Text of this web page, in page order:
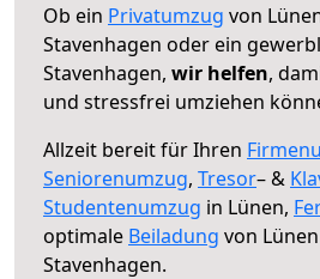
Ob ein Privatumzug von
Stavenhagen oder ein
Stavenhagen, wir helfen,
und stressfrei umziehen
Allzeit bereit für Ihren
Seniorenumzug, Tresor– &
Studentenumzug in Lünen,
optimale Beiladung von
Stavenhagen.